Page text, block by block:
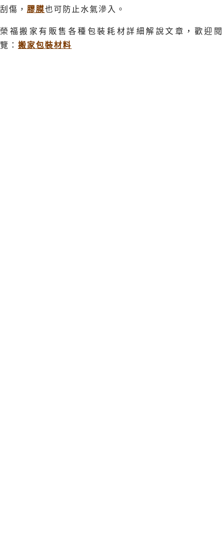
刮傷， 膠膜也可防止水氣滲入。
榮福搬家有販售各種包裝耗材詳細解說文章 ， 歡迎閱
覽： 搬家包裝材料